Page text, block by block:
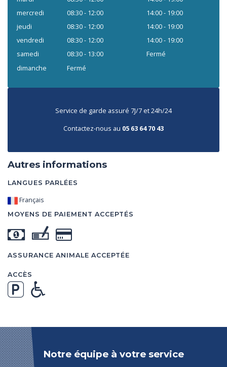
mercredi
08:30 - 12:00
14:00 - 19:00
jeudi
08:30 - 12:00
14:00 - 19:00
vendredi
08:30 - 12:00
14:00 - 19:00
samedi
08:30 - 13:00
Fermé
dimanche
Fermé
Service de garde assuré 7J/7 et 24h/24
Contactez-nous au 05 63 64 70 43
Autres informations
LANGUES PARLÉES
Français
MOYENS DE PAIEMENT ACCEPTÉS
ASSURANCE ANIMALE ACCEPTÉE
ACCÈS
Notre équipe à votre service